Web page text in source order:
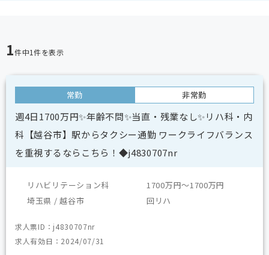
1件中1件を表示
常勤 非常勤
週4日1700万円✨年齢不問✨当直・残業なし✨リハ科・内
科【越谷市】駅からタクシー通勤 ワークライフバランス
を重視するならこちら！◆j4830707nr
リハビリテーション科
1700万円～1700万円
埼玉県 / 越谷市
回リハ
求人票ID：j4830707nr
求人有効日：2024/07/31